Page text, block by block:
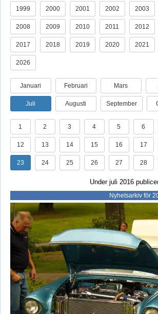
1999 2000 2001 2002 2003
2008 2009 2010 2011 2012
2017 2018 2019 2020 2021
2026
Januari Februari Mars
Juli Augusti September
1 2 3 4 5 6
12 13 14 15 16 17
23 24 25 26 27 28
Under juli 2016
Nyhetsarkiv för